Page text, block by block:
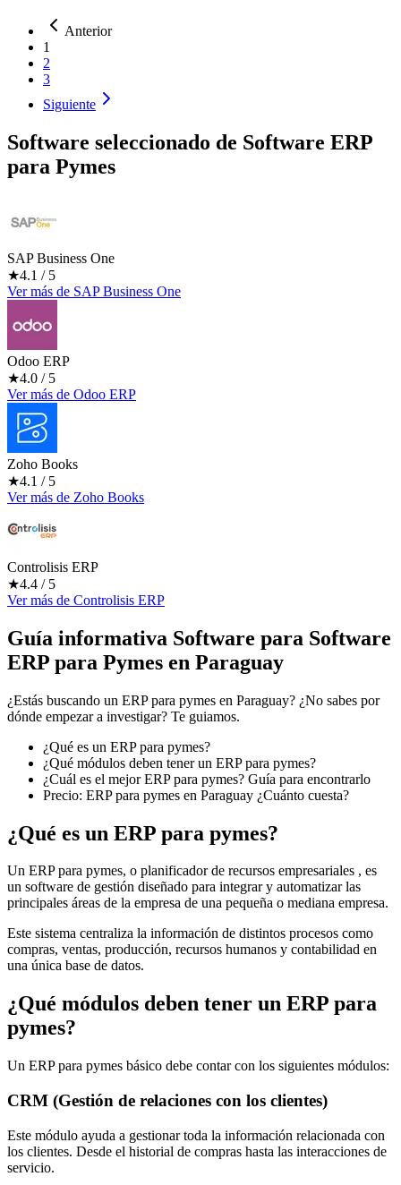
Anterior
1
2
3
Siguiente
Software seleccionado de Software ERP
para Pymes
SAP Business One
★4.1 / 5
Ver más de SAP Business One
Odoo ERP
★4.0 / 5
Ver más de Odoo ERP
Zoho Books
★4.1 / 5
Ver más de Zoho Books
Controlisis ERP
★4.4 / 5
Ver más de Controlisis ERP
Guía informativa Software para Software
ERP para Pymes en Paraguay
¿Estás buscando un ERP para pymes en Paraguay? ¿No sabes por
dónde empezar a investigar? Te guiamos.
¿Qué es un ERP para pymes?
¿Qué módulos deben tener un ERP para pymes?
¿Cuál es el mejor ERP para pymes? Guía para encontrarlo
Precio: ERP para pymes en Paraguay ¿Cuánto cuesta?
¿Qué es un ERP para pymes?
Un ERP para pymes, o planificador de recursos empresariales , es
un software de gestión diseñado para integrar y automatizar las
principales áreas de la empresa de una pequeña o mediana empresa.
Este sistema centraliza la información de distintos procesos como
compras, ventas, producción, recursos humanos y contabilidad en
una única base de datos.
¿Qué módulos deben tener un ERP para
pymes?
Un ERP para pymes básico debe contar con los siguientes módulos:
CRM (Gestión de relaciones con los clientes)
Este módulo ayuda a gestionar toda la información relacionada con
los clientes. Desde el historial de compras hasta las interacciones de
servicio.